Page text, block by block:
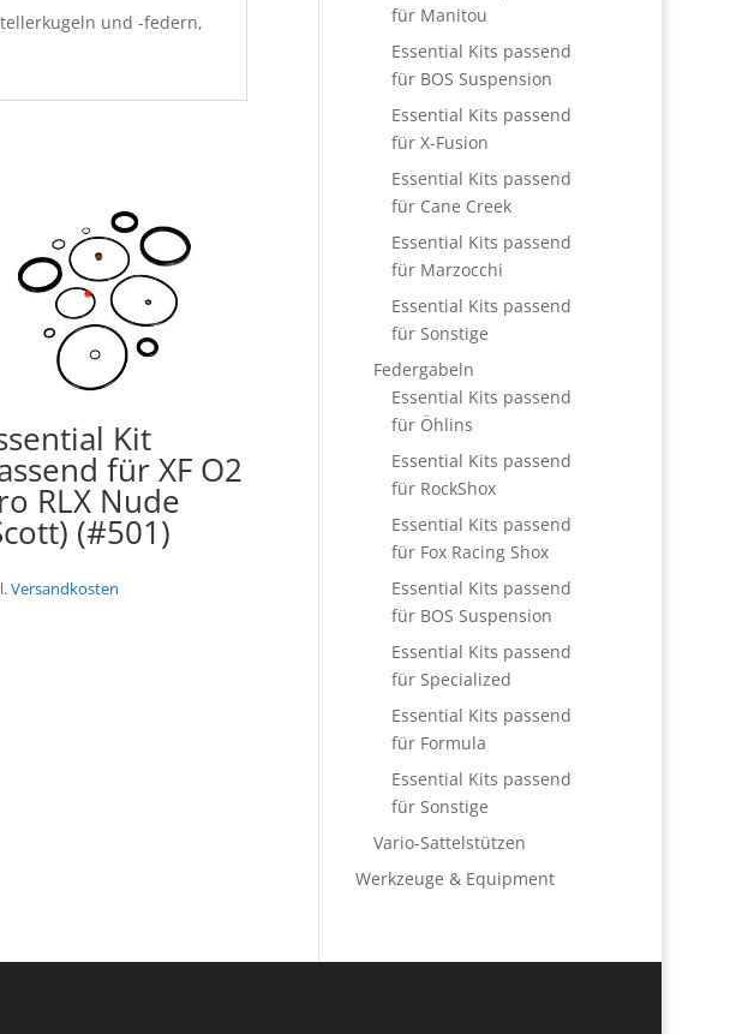
und -federn,
Kit
für XF O2
RLX Nude
(#501)
Versandkosten
für Manitou
Essential Kits passend
für BOS Suspension
Essential Kits passend
für X-Fusion
Essential Kits passend
für Cane Creek
Essential Kits passend
für Marzocchi
Essential Kits passend
für Sonstige
Federgabeln
Essential Kits passend
für Öhlins
Essential Kits passend
für RockShox
Essential Kits passend
für Fox Racing Shox
Essential Kits passend
für BOS Suspension
Essential Kits passend
für Specialized
Essential Kits passend
für Formula
Essential Kits passend
für Sonstige
Vario-Sattelstützen
Werkzeuge & Equipment